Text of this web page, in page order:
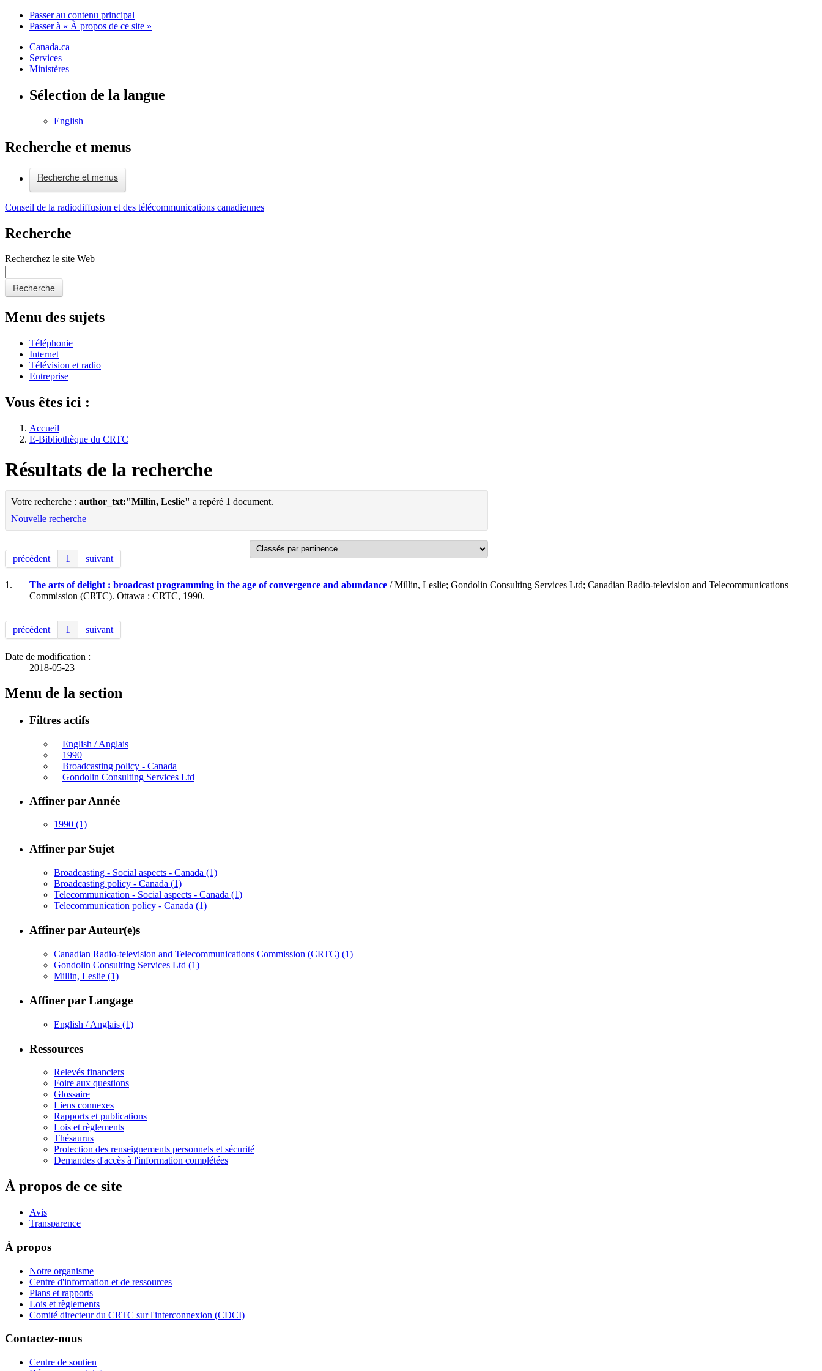
Passer au contenu principal
Passer à « À propos de ce site »
Canada.ca
Services
Ministères
Sélection de la langue
English
Recherche et menus
Recherche et menus
Conseil de la radiodiffusion et des télécommunications canadiennes
Recherche
Recherchez le site Web
Recherche
Menu des sujets
Téléphonie
Internet
Télévision et radio
Entreprise
Vous êtes ici :
Accueil
E-Bibliothèque du CRTC
Résultats de la recherche
Votre recherche : author_txt:"Millin, Leslie" a repéré 1 document.
Nouvelle recherche
précédent 1 suivant
1. The arts of delight : broadcast programming in the age of convergence and abundance / Millin, Leslie; Gondolin Consulting Services Ltd; Canadian Radio-television and Telecommunications
Commission (CRTC). Ottawa : CRTC, 1990.
précédent 1 suivant
Date de modification :
2018-05-23
Menu de la section
Filtres actifs
English / Anglais
1990
Broadcasting policy - Canada
Gondolin Consulting Services Ltd
Affiner par Année
1990 (1)
Affiner par Sujet
Broadcasting - Social aspects - Canada (1)
Broadcasting policy - Canada (1)
Telecommunication - Social aspects - Canada (1)
Telecommunication policy - Canada (1)
Affiner par Auteur(e)s
Canadian Radio-television and Telecommunications Commission (CRTC) (1)
Gondolin Consulting Services Ltd (1)
Millin, Leslie (1)
Affiner par Langage
English / Anglais (1)
Ressources
Relevés financiers
Foire aux questions
Glossaire
Liens connexes
Rapports et publications
Lois et règlements
Thésaurus
Protection des renseignements personnels et sécurité
Demandes d'accès à l'information complétées
À propos de ce site
Avis
Transparence
À propos
Notre organisme
Centre d'information et de ressources
Plans et rapports
Lois et règlements
Comité directeur du CRTC sur l'interconnexion (CDCI)
Contactez-nous
Centre de soutien